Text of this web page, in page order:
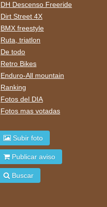
DH Descenso Freeride
Dirt Street 4X
BMX freestyle
Ruta, triatlon
De todo
Retro Bikes
Enduro-All mountain
Ranking
Fotos del DIA
Fotos mas votadas
Subir foto
Publicar aviso
Buscar